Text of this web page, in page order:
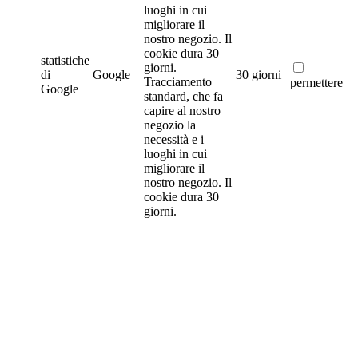
statistiche
di
Google
Google
luoghi in cui
migliorare il
nostro negozio. Il
cookie dura 30
giorni.
Tracciamento
standard, che fa
capire al nostro
negozio la
necessità e i
luoghi in cui
migliorare il
nostro negozio. Il
cookie dura 30
giorni.
30 giorni
permettere